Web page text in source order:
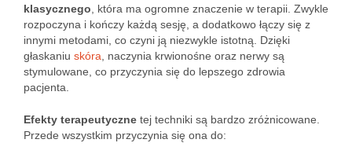
klasycznego , która ma ogromne znaczenie w terapii. Zwykle
rozpoczyna i kończy każdą sesję, a dodatkowo łączy się z
innymi metodami, co czyni ją niezwykle istotną. Dzięki
głaskaniu skóra , naczynia krwionośne oraz nerwy są
stymulowane, co przyczynia się do lepszego zdrowia
pacjenta.
Efekty terapeutyczne tej techniki są bardzo zróżnicowane.
Przede wszystkim przyczynia się ona do: